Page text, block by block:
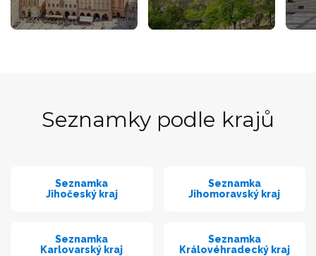
Seznamky podle krajů
Seznamka
Jihočeský kraj
Seznamka
Jihomoravský kraj
Seznamka
Karlovarský kraj
Seznamka
Královéhradecký kraj